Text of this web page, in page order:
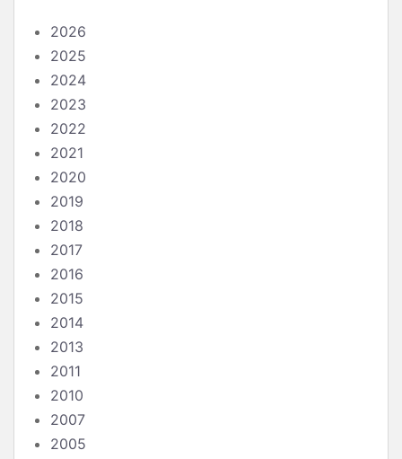
2026
2025
2024
2023
2022
2021
2020
2019
2018
2017
2016
2015
2014
2013
2011
2010
2007
2005